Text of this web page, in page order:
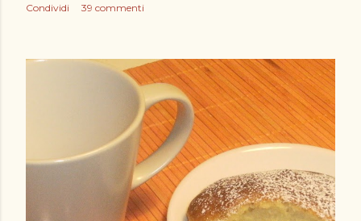
Condividi 39 commenti